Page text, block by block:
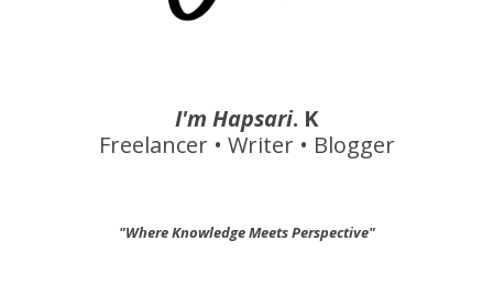
I'm Hapsari. K
Freelancer • Writer • Blogger
"Where Knowledge Meets Perspective"